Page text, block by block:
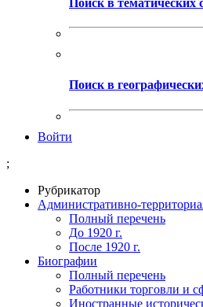
Поиск в
Войти
;
Рубрикатор
Административно-
Полный перечень
До 1920 г.
После 1920 г.
Биографии
Полный перечень
Работники торговли и
Иностранные